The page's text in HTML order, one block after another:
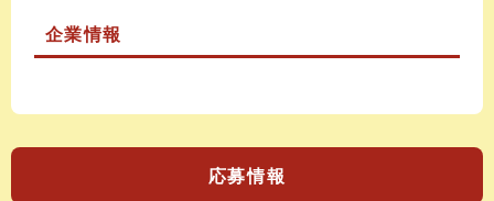
企業情報
応募情報